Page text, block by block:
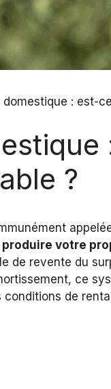
domestique : est-
?
produire votre
de revente du
ce
conditions de